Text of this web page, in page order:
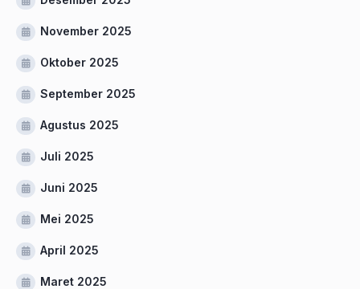
November 2025
Oktober 2025
September 2025
Agustus 2025
Juli 2025
Juni 2025
Mei 2025
April 2025
Maret 2025